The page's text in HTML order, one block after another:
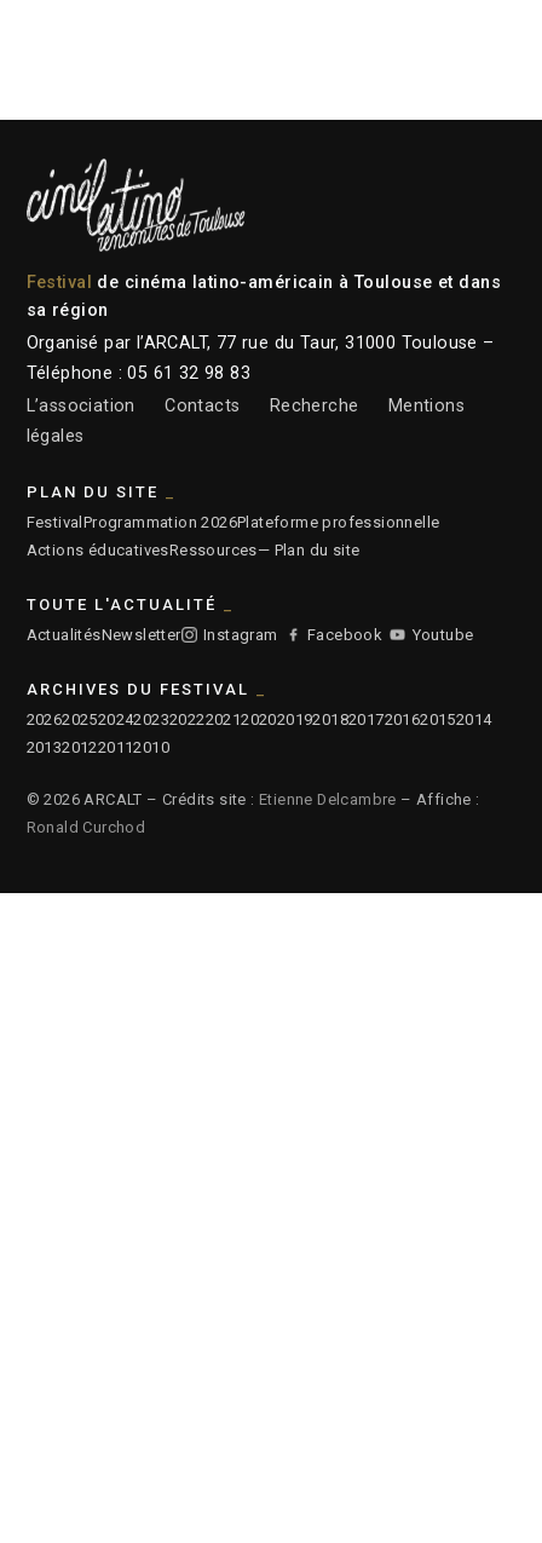
Festival
de cinéma latino-américain à Toulouse et dans
sa région
Organisé par l’ARCALT, 77 rue du Taur, 31000 Toulouse –
Téléphone : 05 61 32 98 83
L’association
Contacts Recherche
Mentions
légales
PLAN DU SITE
Festival Programmation 2026Plateforme professionnelle
Actions éducativesRessources— Plan du site
TOUTE L'ACTUALITÉ
ActualitésNewsletter Instagram Facebook Youtube
ARCHIVES DU FESTIVAL
2026202520242023202220212020201920182017201620152014
2013201220112010
© 2026 ARCALT – Crédits site : Etienne Delcambre – Affiche :
Ronald Curchod